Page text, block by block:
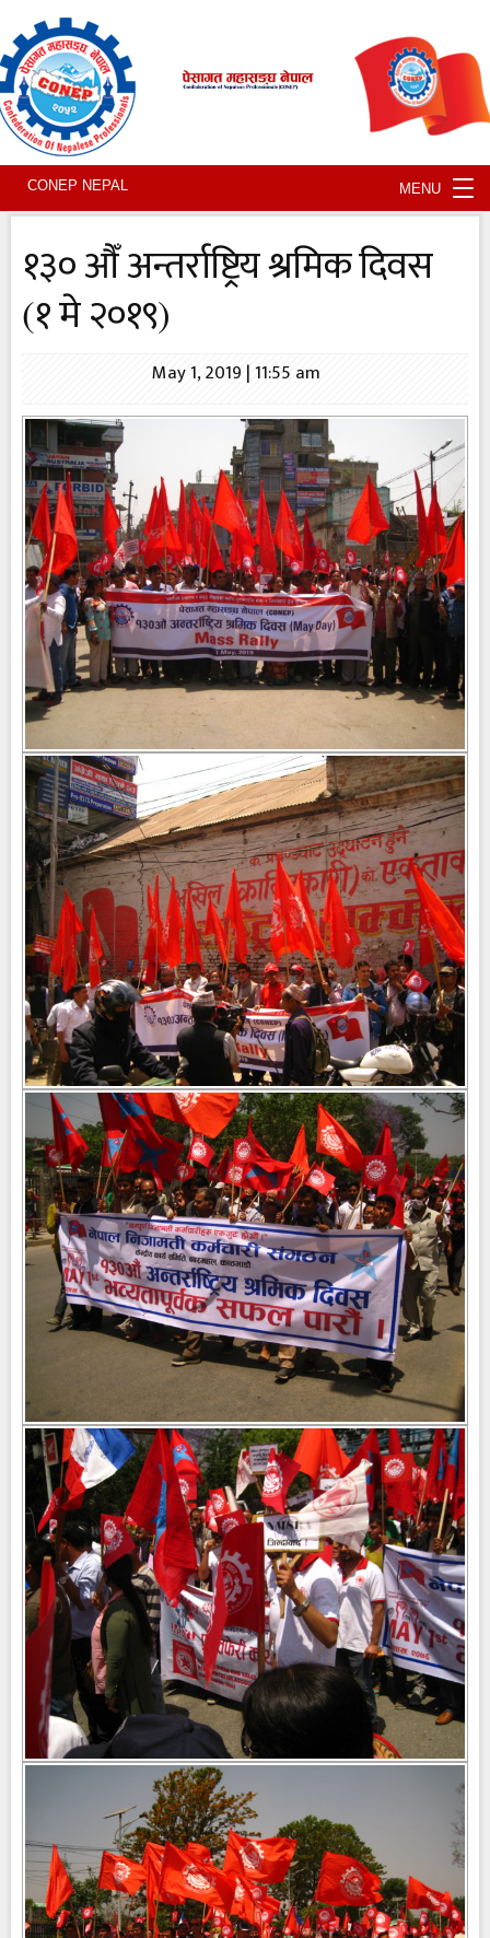
CONEP NEPAL MENU
१३० औँ अन्तर्राष्ट्रिय श्रमिक दिवस
(१ मे २०१९)
May 1, 2019 | 11:55 am